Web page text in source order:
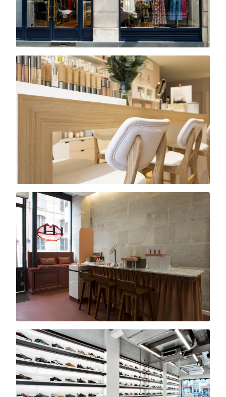
Claudie Pierlot
Flagship · Saint-Germain
Oh My Cream
Boutique · Boulogne
Bâton Rouge
Concept store · Paris